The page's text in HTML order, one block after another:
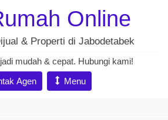
Online
& Properti di Jabodetabek
mudah & cepat. Hubungi kami!
Agen
Menu